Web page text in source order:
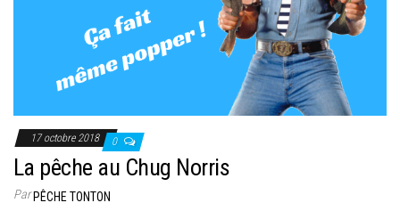
17 octobre 2018 0
La pêche au Chug Norris
ParPÊCHE TONTON